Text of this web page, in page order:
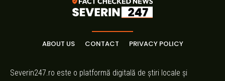
ABOUT US CONTACT PRIVACY POLICY
Severin247.ro este o platformă digitală de știri locale și